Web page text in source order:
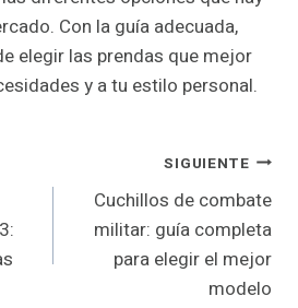
Con la guía adecuada,
elegir las prendas que mejor
y a tu estilo personal.
SIGUIENTE
Cuchillos de combate
militar: guía completa
para elegir el mejor
modelo